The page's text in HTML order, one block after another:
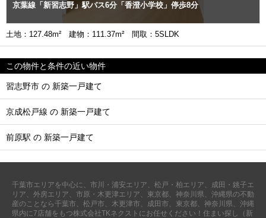
京葉線「新習志野」駅バス6分「香澄小学校」停歩8分
土地：127.48m² 建物：111.37m² 間取：5SLDK
この物件と条件の近い物件
習志野市 の 新築一戸建て
京成松戸線 の 新築一戸建て
前原駅 の 新築一戸建て
千葉市エリアを中心に、市川・浦安エリア、松戸・柏エリア、成田・銚子エ
リア、外房エリア、市原・木更津エリア、東京都、神奈川県、沖縄県の不動
産のことなら千葉市、松戸市、木更津市、成田市、東京都、神奈川県、沖縄
県内に7店舗をもつ株式会社TKネクストにお任せください！住まい探し（新